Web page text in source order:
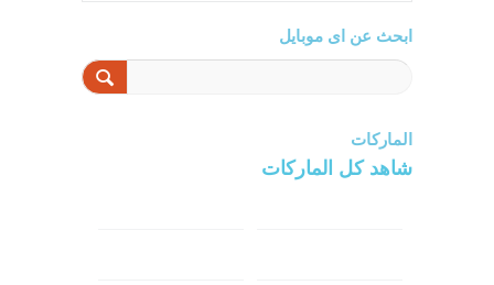
ابحث عن اى موبايل
الماركات
شاهد كل الماركات